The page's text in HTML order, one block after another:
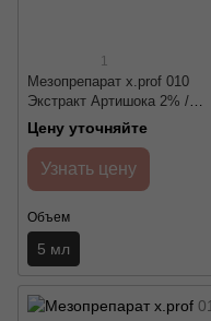
1
Мезопрепарат x.prof 010
Экстракт Артишока 2% /
Artichoke extract Mesoestetic
Цену уточняйте
Узнать цену
Объем
5 мл